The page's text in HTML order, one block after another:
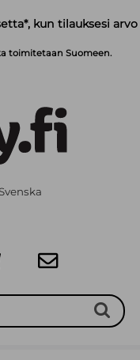
kun tilauksesi arvo
toimitetaan Suomeen.
Svenska